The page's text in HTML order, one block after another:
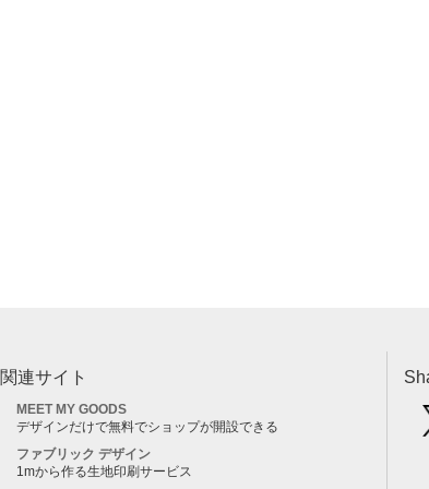
関連サイト
MEET MY GOODS
デザインだけで無料でショップが開設できる
ファブリック デザイン
1mから作る生地印刷サービス